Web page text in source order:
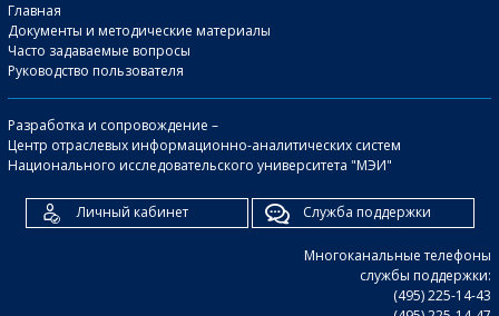
Главная
Документы и методические материалы
Часто задаваемые вопросы
Руководство пользователя
Разработка и сопровождение –
Центр отраслевых информационно-аналитических систем
Национального исследовательского университета "МЭИ"
Личный кабинет Служба поддержки
Многоканальные телефоны
службы поддержки:
(495) 225-14-43